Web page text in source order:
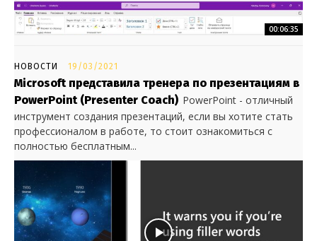
00:06:35
НОВОСТИ 19/03/2021
Microsoft представила тренера по презентациям в
PowerPoint (Presenter Coach) PowerPoint - отличный
инструмент создания презентаций, если вы хотите стать
профессионалом в работе, то стоит ознакомиться с
полностью бесплатным...